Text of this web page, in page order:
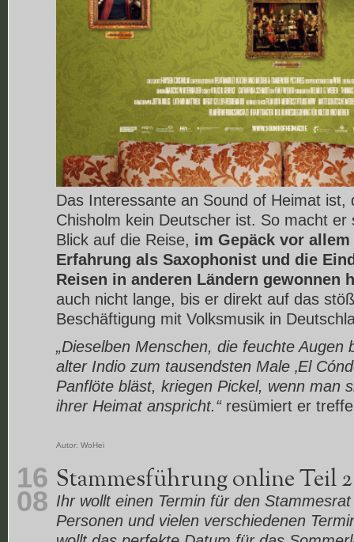
Das Interessante an Sound of Heimat ist,
Chisholm kein Deutscher ist. So macht
Blick auf die Reise, im Gepäck vor
Erfahrung als Saxophonist und die
Reisen in anderen Ländern gewonnen
auch nicht lange, bis er direkt auf das
Beschäftigung mit Volksmusik in
„Dieselben Menschen, die feuchte Augen
alter Indio zum tausendsten Male ‚El
Panflöte bläst, kriegen Pickel, wenn man
ihrer Heimat anspricht.“resümiert er
Autor: WoHei
16
08
Stammesführung online Teil
Ihr wollt einen Termin für den
Personen und vielen verschiedenen